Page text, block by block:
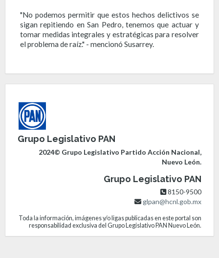
"No podemos permitir que estos hechos delictivos se
sigan repitiendo en San Pedro, tenemos que actuar y
tomar medidas integrales y estratégicas para resolver
el problema de raíz." - mencionó Susarrey.
Grupo Legislativo PAN
2024© Grupo Legislativo Partido Acción Nacional,
Nuevo León.
Grupo Legislativo PAN
8150-9500
glpan@hcnl.gob.mx
Toda la información, imágenes y/o ligas publicadas en este portal son
responsabilidad exclusiva del Grupo Legislativo PAN Nuevo León.